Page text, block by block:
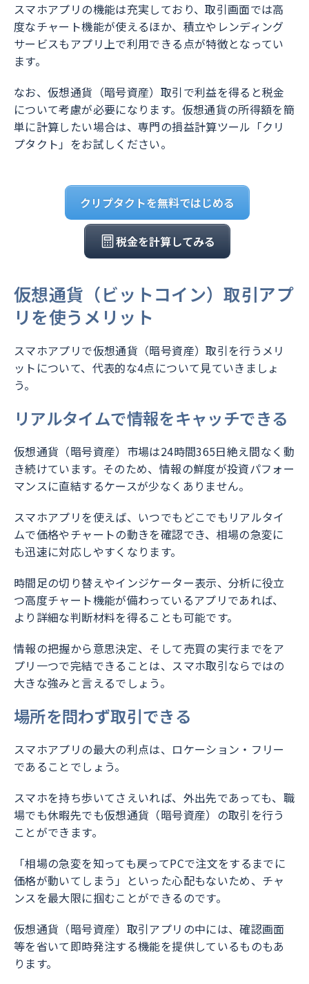
スマホアプリの機能は充実しており、取引画面では高
度なチャート機能が使えるほか、積立やレンディング
サービスもアプリ上で利用できる点が特徴となってい
ます。
なお、仮想通貨（暗号資産）取引で利益を得ると税金
について考慮が必要になります。仮想通貨の所得額を簡
単に計算したい場合は、専門の損益計算ツール「クリ
プタクト」をお試しください。
クリプタクトを無料ではじめる
税金を計算してみる
仮想通貨（ビットコイン）取引アプ
リを使うメリット
スマホアプリで仮想通貨（暗号資産）取引を行うメリ
ットについて、代表的な4点について見ていきましょ
う。
リアルタイムで情報をキャッチできる
仮想通貨（暗号資産）市場は24時間365日絶え間なく動
き続けています。そのため、情報の鮮度が投資パフォー
マンスに直結するケースが少なくありません。
スマホアプリを使えば、いつでもどこでもリアルタイ
ムで価格やチャートの動きを確認でき、相場の急変に
も迅速に対応しやすくなります。
時間足の切り替えやインジケーター表示、分析に役立
つ高度チャート機能が備わっているアプリであれば、
より詳細な判断材料を得ることも可能です。
情報の把握から意思決定、そして売買の実行までをア
プリ一つで完結できることは、スマホ取引ならではの
大きな強みと言えるでしょう。
場所を問わず取引できる
スマホアプリの最大の利点は、ロケーション・フリー
であることでしょう。
スマホを持ち歩いてさえいれば、外出先であっても、職
場でも休暇先でも仮想通貨（暗号資産）の取引を行う
ことができます。
「相場の急変を知っても戻ってPCで注文をするまでに
価格が動いてしまう」といった心配もないため、チャ
ンスを最大限に掴むことができるのです。
仮想通貨（暗号資産）取引アプリの中には、確認画面
等を省いて即時発注する機能を提供しているものもあ
ります。